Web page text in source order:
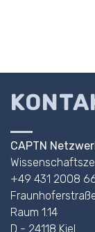
CAPTN
+49 431 2008
Raum 1.14
D - 24118 Kiel